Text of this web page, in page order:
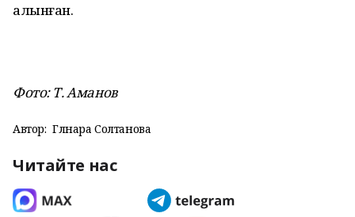
алынған.
Фото: Т. Аманов
Автор: Гөлнара Солтанова
Читайте нас